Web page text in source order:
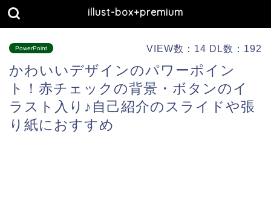
illust-box+premium
PowerPoint VIEW数：14 DL数：192
かわいいデザインのパワーポイン
ト！赤チェックの背景・ボタンのイ
ラスト入り♪自己紹介のスライドや張
り紙におすすめ